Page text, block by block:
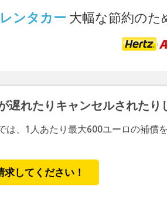
ンタカー 大幅な節約のた
遅れたりキャンセルされたり
は、1人あたり最大600ユーロの補償
求してください！